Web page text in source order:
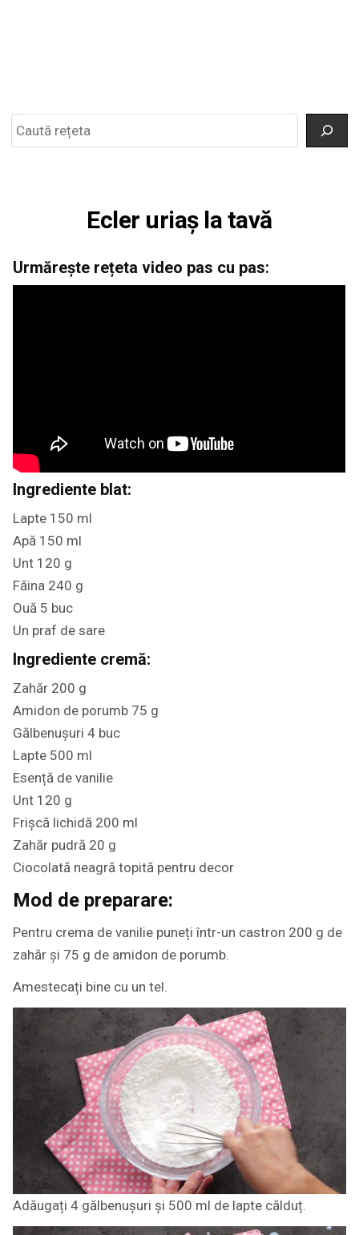
Ecler uriaș la tavă
Urmărește rețeta video pas cu pas:
Ingrediente blat:
Lapte 150 ml
Apă 150 ml
Unt 120 g
Făina 240 g
Ouă 5 buc
Un praf de sare
Ingrediente cremă:
Zahăr 200 g
Amidon de porumb 75 g
Gălbenușuri 4 buc
Lapte 500 ml
Esență de vanilie
Unt 120 g
Frișcă lichidă 200 ml
Zahăr pudră 20 g
Ciocolată neagră topită pentru decor
Mod de preparare:
Pentru crema de vanilie puneți într-un castron 200 g de
zahăr și 75 g de amidon de porumb.
Amestecați bine cu un tel.
Adăugați 4 gălbenușuri și 500 ml de lapte călduț.